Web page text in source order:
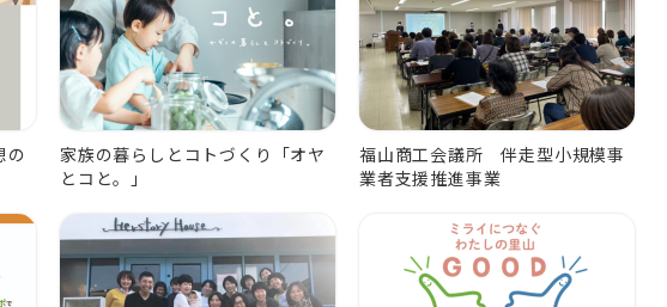
の
家族の暮らしとコトづくり「オヤ
とコと。」
福山商工会議所 伴走型小規模事
業者支援推進事業